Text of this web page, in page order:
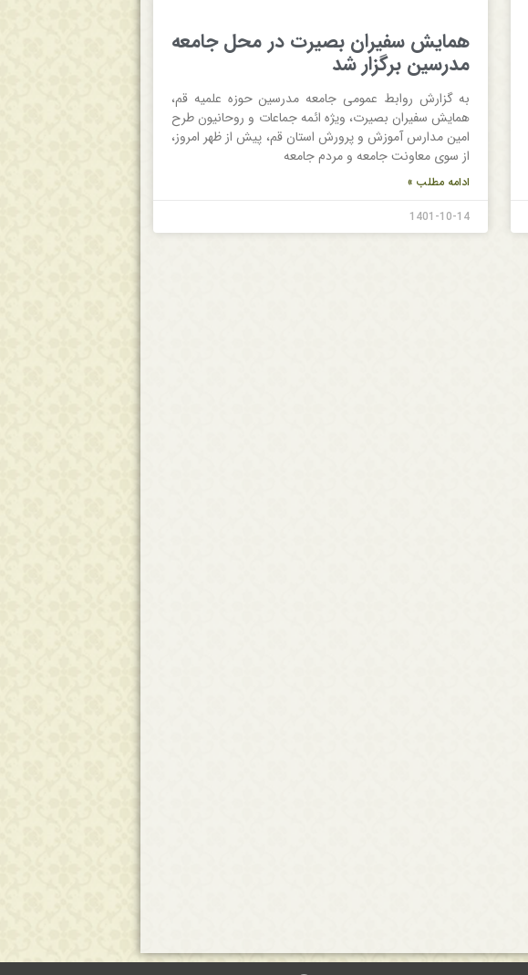
همایش سفیران بصیرت در محل جامعه
مدرسین برگزار شد
به گزارش روابط عمومی جامعه مدرسین حوزه علمیه قم،
همایش سفیران بصیرت، ویژه ائمه جماعات و روحانیون طرح
امین مدارس آموزش و پرورش استان قم، پیش از ظهر امروز،
از سوی معاونت جامعه و مردم جامعه
ادامه مطلب »
1401-10-14